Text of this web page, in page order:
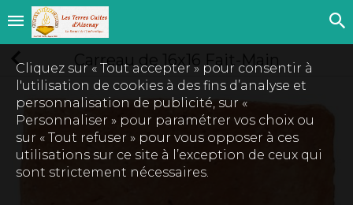
Carreau de 16x16 Fait-Main
Cliquez sur « Tout accepter » pour consentir à
l'utilisation de cookies à des fins d’analyse et
personnalisation de publicité, sur «
Personnaliser » pour paramétrer vos choix ou
sur « Tout refuser » pour vous opposer à ces
utilisations sur ce site à l’exception de ceux qui
sont strictement nécessaires.